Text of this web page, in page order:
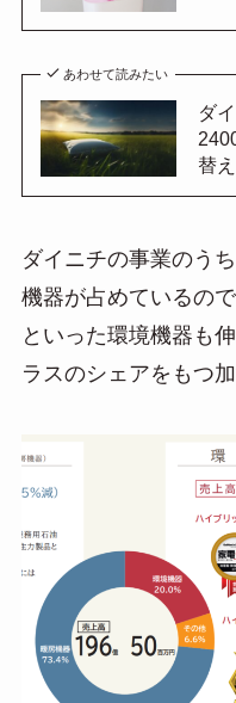
あわせて読みたい
ダ
替
ダイニチの事業のう
機器が占めているの
といった環境機器も
ラスのシェアをもつ